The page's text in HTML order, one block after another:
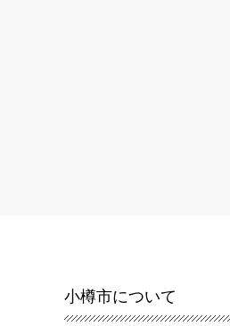
小樽市について